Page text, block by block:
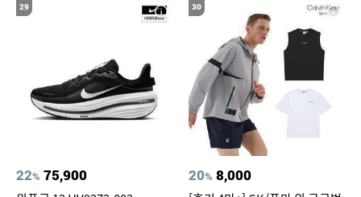
29
22% 75,900
30
20% 8,000